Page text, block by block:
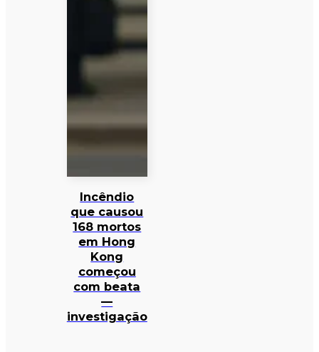
Incêndio
que causou
168 mortos
em Hong
Kong
começou
com beata
—
investigação